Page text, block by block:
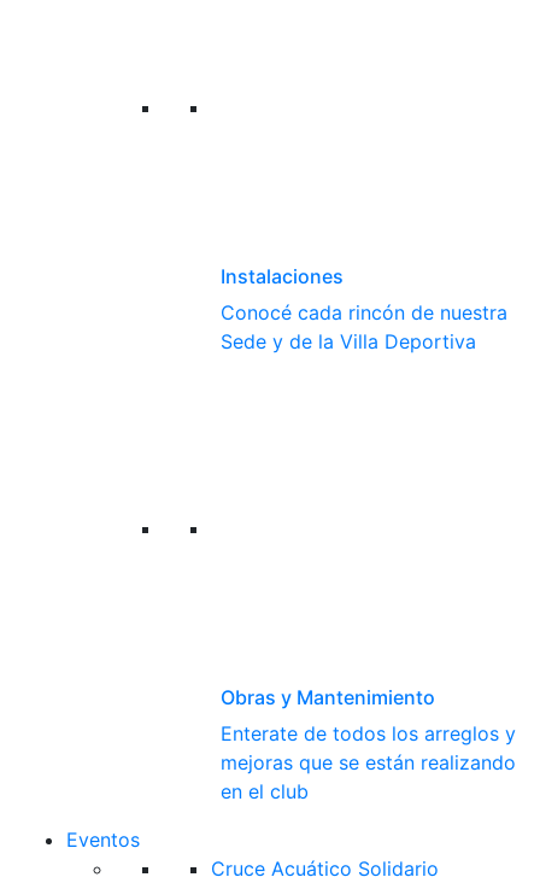
Instalaciones
Conocé cada rincón de nuestra
Sede y de la Villa Deportiva
Obras y Mantenimiento
Enterate de todos los arreglos y
mejoras que se están realizando
en el club
Eventos
Cruce Acuático Solidario